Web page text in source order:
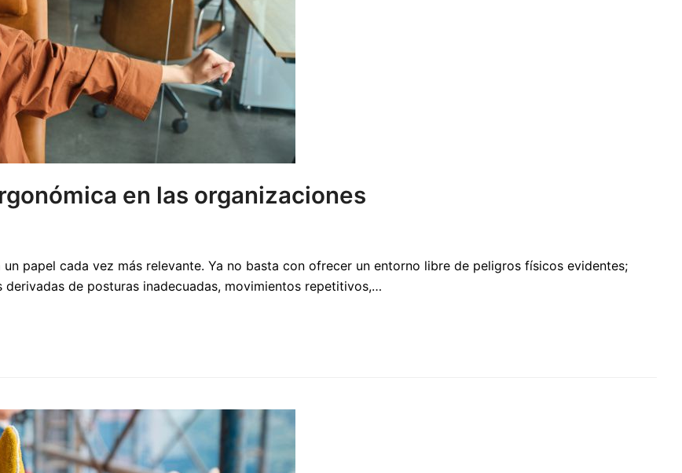
en las organizaciones
papel cada vez más relevante. Ya no basta con ofrecer un entorno libre de peligros físicos evidentes;
de posturas inadecuadas, movimientos repetitivos,…